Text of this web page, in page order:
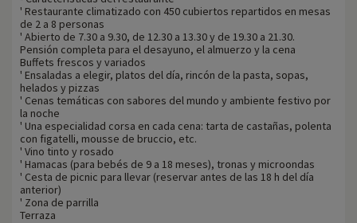
' Restaurante climatizado con 450 cubiertos repartidos en mesas
de 2 a 8 personas
' Abierto de 7.30 a 9.30, de 12.30 a 13.30 y de 19.30 a 21.30.
Pensión completa para el desayuno, el almuerzo y la cena
Buffets frescos y variados
' Ensaladas a elegir, platos del día, rincón de la pasta, sopas,
helados y pizzas
' Cenas temáticas con sabores del mundo y ambiente festivo por
la noche
' Una especialidad corsa en cada cena: tarta de castañas, polenta
con figatelli, mousse de bruccio, etc.
' Vino tinto y rosado
' Hamacas (para bebés de 9 a 18 meses), tronas y microondas
' Cesta de picnic para llevar (reservar antes de las 18 h del día
anterior)
' Zona de parrilla
Terraza